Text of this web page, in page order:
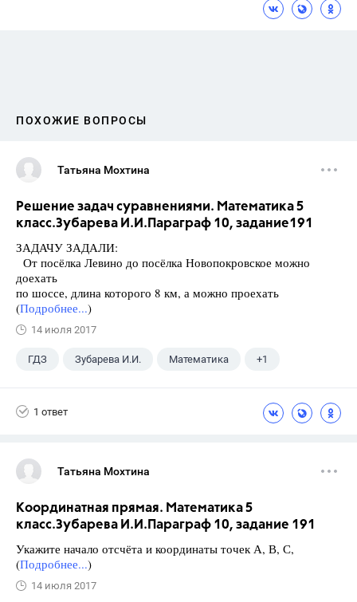
ПОХОЖИЕ ВОПРОСЫ
Татьяна Мохтина
Решение задач суравнениями. Математика 5
класс.Зубарева И.И.Параграф 10, задание191
ЗАДАЧУ ЗАДАЛИ:
От посёлка Левино до посёлка Новопокровское можно
доехать
по шоссе, длина которого 8 км, а можно проехать
(Подробнее...)
14 июля 2017
ГДЗ Зубарева И.И. Математика +1
1 ответ
Татьяна Мохтина
Координатная прямая. Математика 5
класс.Зубарева И.И.Параграф 10, задание 191
Укажите начало отсчёта и координаты точек А, В, С,
(Подробнее...)
14 июля 2017